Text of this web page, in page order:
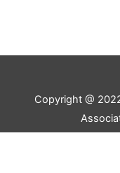
Copyright @